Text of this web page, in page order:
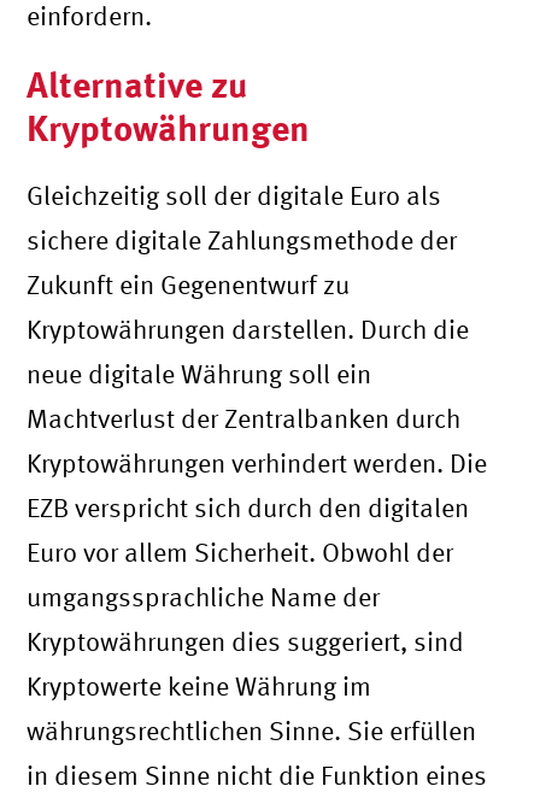
einfordern.
Alternative zu
Kryptowährungen
Gleichzeitig soll der digitale Euro als
sichere digitale Zahlungsmethode der
Zukunft ein Gegenentwurf zu
Kryptowährungen darstellen. Durch die
neue digitale Währung soll ein
Machtverlust der Zentralbanken durch
Kryptowährungen verhindert werden. Die
EZB verspricht sich durch den digitalen
Euro vor allem Sicherheit. Obwohl der
umgangssprachliche Name der
Kryptowährungen dies suggeriert, sind
Kryptowerte keine Währung im
währungsrechtlichen Sinne. Sie erfüllen
in diesem Sinne nicht die Funktion eines